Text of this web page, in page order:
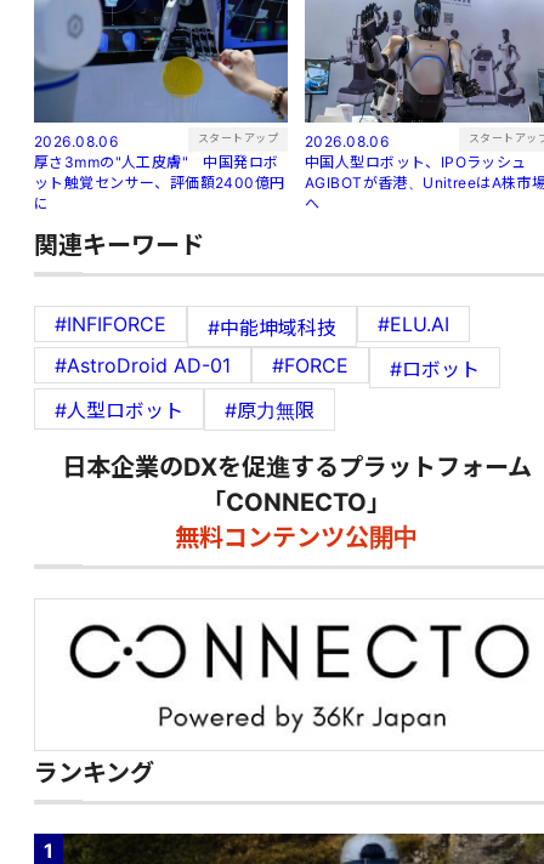
2026.08.06 スタートアップ
厚さ3mmの"人工皮膚" 中国発ロボ
ット触覚センサー、評価額2400億円
に
2026.08.06 スタートアッ
中国人型ロボット、IPOラッシュ
AGIBOTが香港、UnitreeはA株市
へ
関連キーワード
#INFIFORCE #中能坤域科技
#ELU.AI
#AstroDroid AD-01
#FORCE
#ロボット
#人型ロボット
#原力無限
日本企業のDXを促進するプラットフォーム
「CONNECTO」
無料コンテンツ公開中
ランキング
1